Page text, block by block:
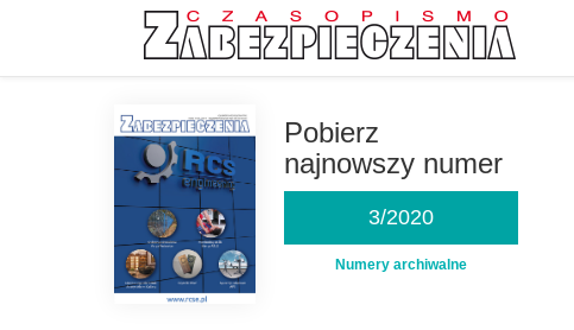
Pobierz
najnowszy numer
3/2020
Numery archiwalne